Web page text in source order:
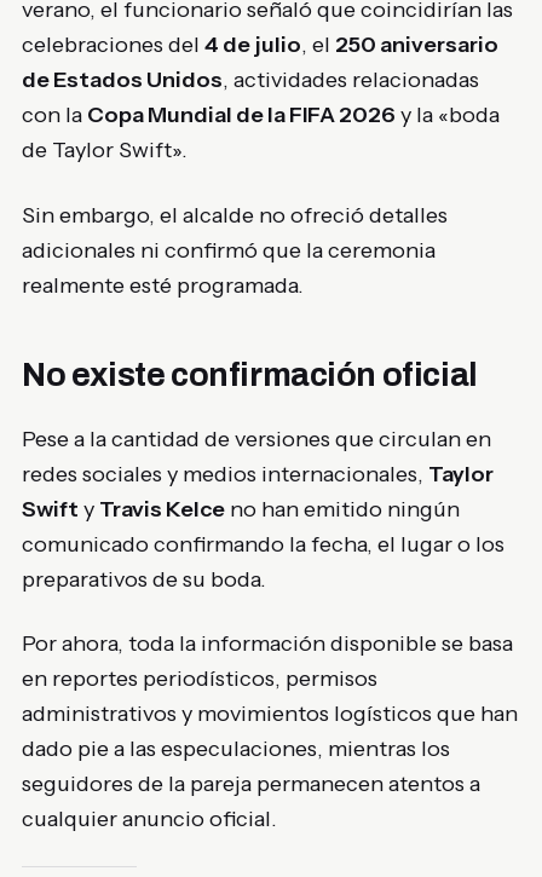
verano, el funcionario señaló que coincidirían las
celebraciones del 4 de julio, el 250 aniversario
de Estados Unidos, actividades relacionadas
con la Copa Mundial de la FIFA 2026 y la «boda
de Taylor Swift».
Sin embargo, el alcalde no ofreció detalles
adicionales ni confirmó que la ceremonia
realmente esté programada.
No existe confirmación oficial
Pese a la cantidad de versiones que circulan en
redes sociales y medios internacionales, Taylor
Swift y Travis Kelce no han emitido ningún
comunicado confirmando la fecha, el lugar o los
preparativos de su boda.
Por ahora, toda la información disponible se basa
en reportes periodísticos, permisos
administrativos y movimientos logísticos que han
dado pie a las especulaciones, mientras los
seguidores de la pareja permanecen atentos a
cualquier anuncio oficial.